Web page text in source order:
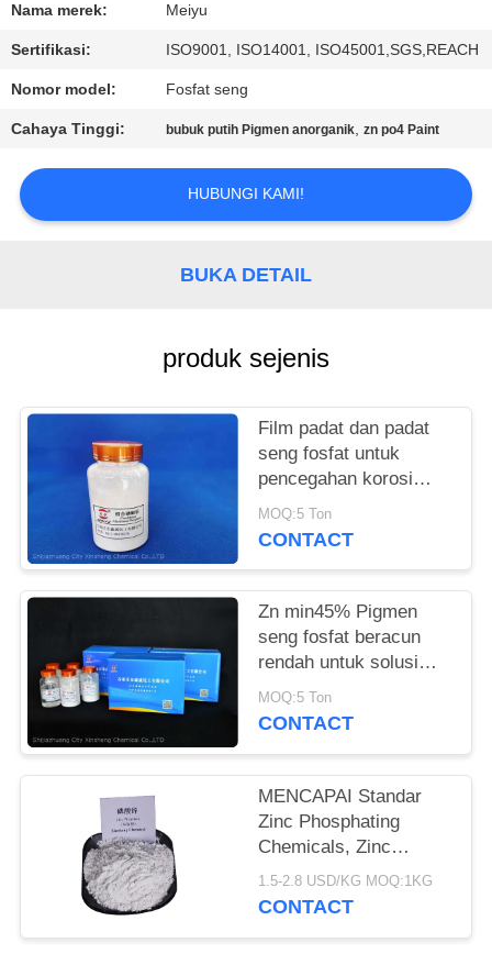
HUBUNGI
KAMI
KUTIPAN
Nama merek: Meiyu
Sertifikasi: ISO9001, ISO14001, ISO45001,SGS,REACH
Nomor model: Fosfat seng
Cahaya Tinggi: bubuk putih Pigmen anorganik,zn po4 Paint
HUBUNGI KAMI!
BUKA DETAIL
produk sejenis
Film padat dan padat
seng fosfat untuk
pencegahan korosi
logam dan tahan api
MOQ:5 Ton
CONTACT
Zn min45% Pigmen
seng fosfat beracun
rendah untuk solusi
anti korosi yang ramah
lingkungan
MOQ:5 Ton
CONTACT
MENCAPAI Standar
Zinc Phosphating
Chemicals, Zinc
Phosphate Corrosion
Inhibitor
1.5-2.8 USD/KG MOQ:1KG
CONTACT